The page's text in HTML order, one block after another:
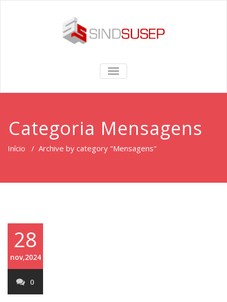
TOGGLE
NAVIGATION
Categoria Mensagens
Início / Archive by category "Mensagens"
28
nov,2024
0